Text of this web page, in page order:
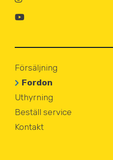
Försäljning
Fordon
Uthyrning
Beställ service
Kontakt